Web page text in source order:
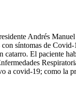
Andrés
síntomas de
catarro. El paciente
a covid-19; como